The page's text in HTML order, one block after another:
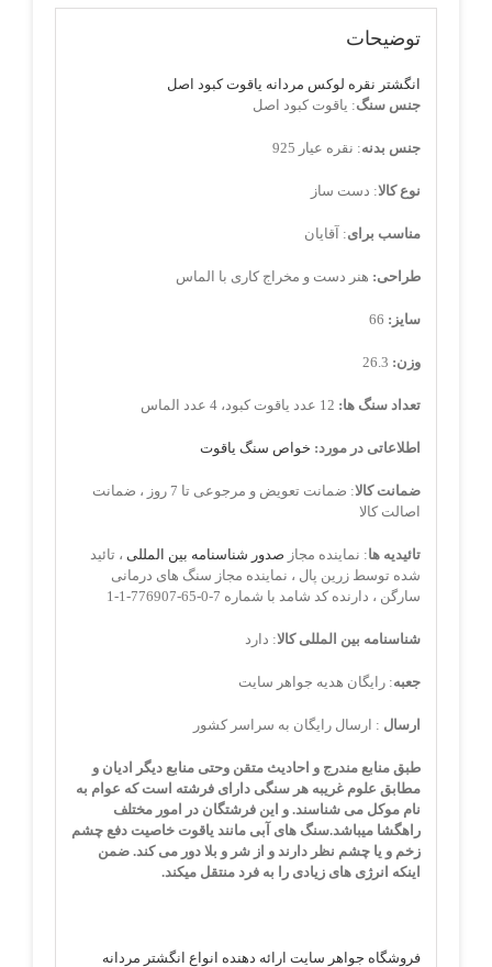
توضیحات
انگشتر نقره لوکس مردانه یاقوت کبود اصل
جنس سنگ: یاقوت کبود اصل
جنس بدنه: نقره عیار 925
نوع کالا: دست ساز
مناسب برای: آقایان
طراحی: هنر دست و مخراج کاری با الماس
سایز:
وزن:
تعداد سنگ ها:
اطلاعاتی در مورد: خواص سنگ یاقوت
ضمانت کالا
: ضمانت تعویض و مرجوعی تا 7 روز ، ضمانت
اصالت کالا
تائیدیه ها: نماینده مجاز صدور شناسنامه بین المللی ، تائید
شده توسط زرین پال ، نماینده مجاز سنگ های درمانی
سارگن ، دارنده کد شامد با شماره 7-0-65-776907-1-1
شناسنامه بین المللی کالا: دارد
جعبه: رایگان هدیه جواهر سایت
ارسال : ارسال رایگان به سراسر کشور
طبق منابع مندرج و احادیث متقن وحتی منابع دیگر ادیان و
مطابق علوم غریبه هر سنگی دارای فرشته است که عوام به
نام موکل می شناسند. و این فرشتگان در امور مختلف
راهگشا میباشد.سنگ های آبی مانند یاقوت خاصیت دفع چشم
زخم و یا چشم نظر دارند و از شر و بلا دور می کند. ضمن
اینکه انرژی های زیادی را به فرد منتقل میکند.
فروشگاه جواهر سایت ارائه دهنده انواع انگشتر مردانه